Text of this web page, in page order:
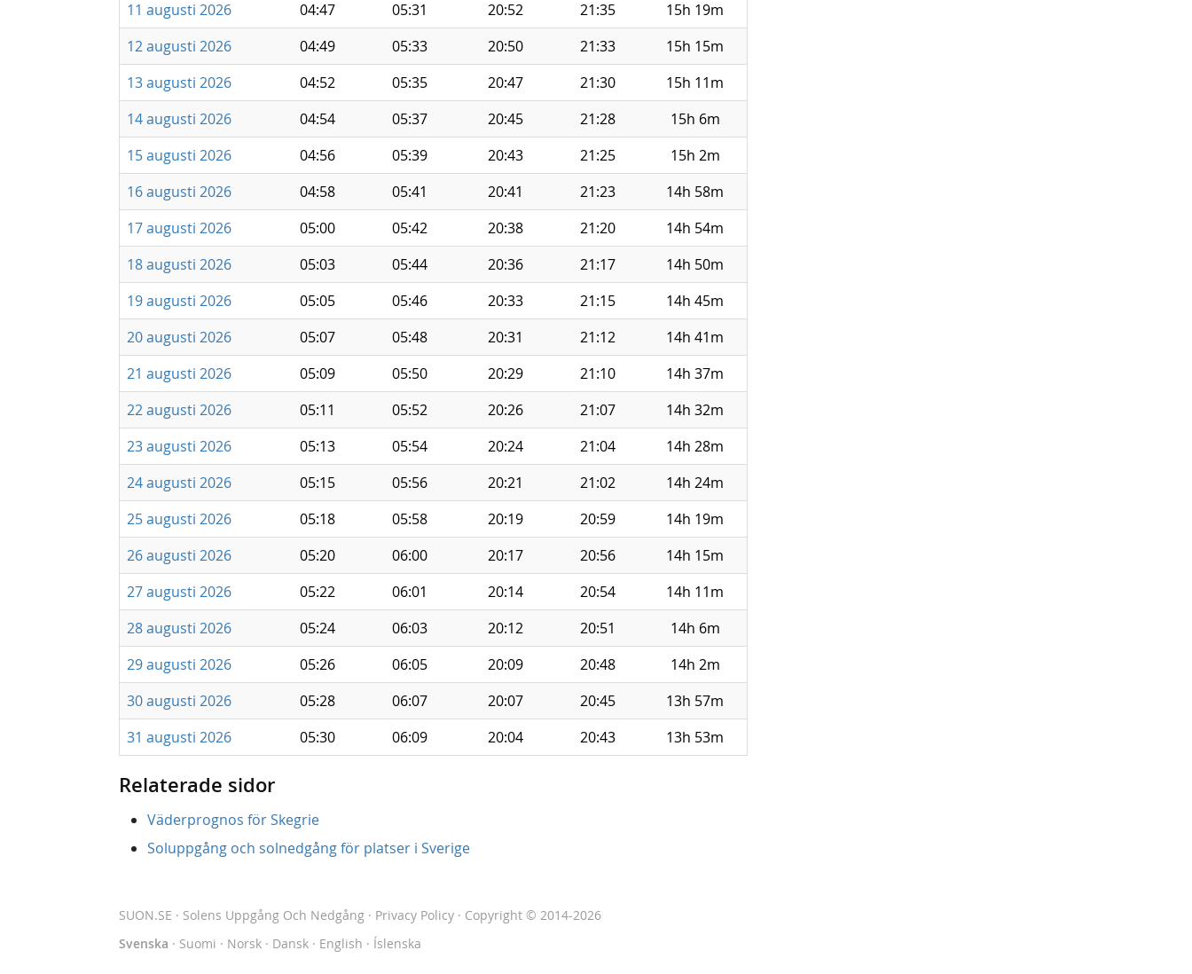
11 augusti 2026
04:47 05:31 20:52 21:35
15h 19m
12 augusti 2026
04:49 05:33 20:50 21:33
15h 15m
13 augusti 2026
04:52 05:35 20:47 21:30
15h 11m
14 augusti 2026
04:54 05:37 20:45 21:28
15h 6m
15 augusti 2026
04:56 05:39 20:43 21:25
15h 2m
16 augusti 2026
04:58 05:41 20:41 21:23
14h 58m
17 augusti 2026
05:00 05:42 20:38 21:20
14h 54m
18 augusti 2026
05:03 05:44 20:36 21:17
14h 50m
19 augusti 2026
05:05 05:46 20:33 21:15
14h 45m
20 augusti 2026
05:07 05:48 20:31 21:12
14h 41m
21 augusti 2026
05:09 05:50 20:29 21:10
14h 37m
22 augusti 2026
05:11 05:52 20:26 21:07
14h 32m
23 augusti 2026
05:13 05:54 20:24 21:04
14h 28m
24 augusti 2026
05:15 05:56 20:21 21:02
14h 24m
25 augusti 2026
05:18 05:58 20:19 20:59
14h 19m
26 augusti 2026
05:20 06:00 20:17 20:56
14h 15m
27 augusti 2026
05:22 06:01 20:14 20:54
14h 11m
28 augusti 2026
05:24 06:03 20:12 20:51
14h 6m
29 augusti 2026
05:26 06:05 20:09 20:48
14h 2m
30 augusti 2026
05:28 06:07 20:07 20:45
13h 57m
31 augusti 2026
05:30 06:09 20:04 20:43 13h 53m
Relaterade sidor
Väderprognos för Skegrie
Soluppgång och solnedgång för platser i Sverige
SUON.SE · Solens Uppgång Och Nedgång · Privacy Policy · Copyright © 2014-2026
Svenska · Suomi · Norsk · Dansk · English · Íslenska